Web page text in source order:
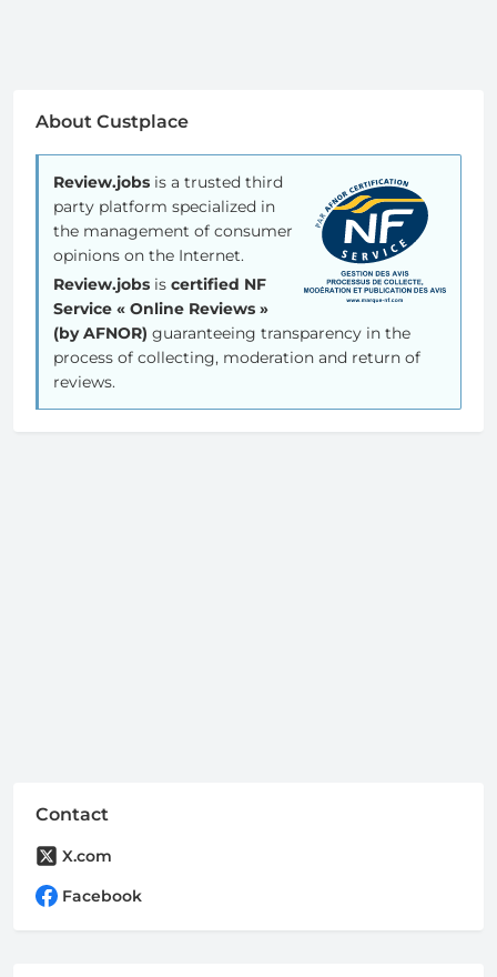
About Custplace
Review.jobs is a trusted third
party platform specialized in
the management of consumer
opinions on the Internet.
Review.jobs is certified NF
Service « Online Reviews »
(by AFNOR) guaranteeing transparency in the
process of collecting, moderation and return of
reviews.
Contact
X.com
Facebook